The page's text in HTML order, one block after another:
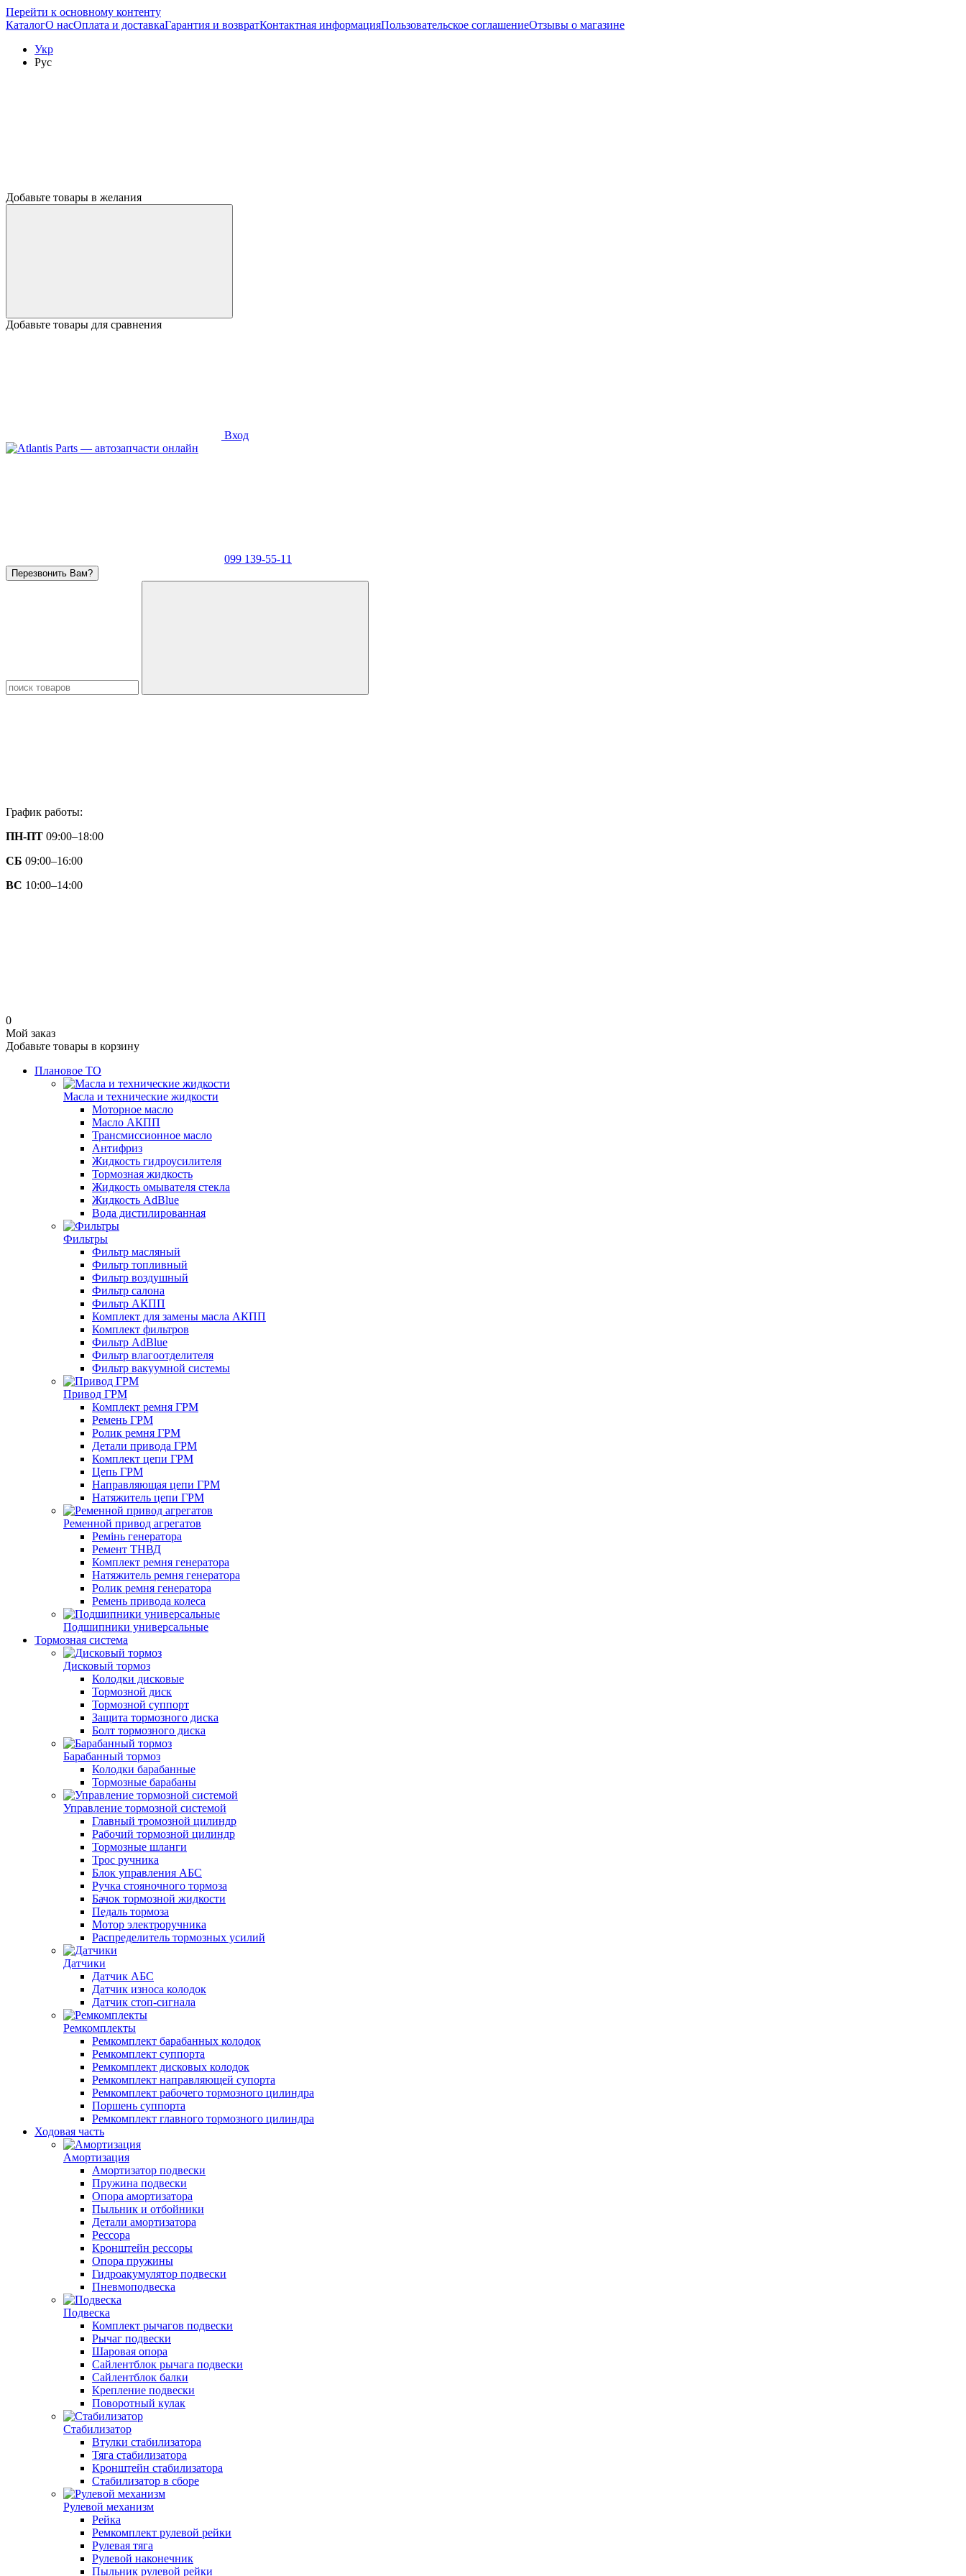
Перейти к основному контенту
КаталогО насОплата и доставкаГарантия и возвратКонтактная информацияПользовательское соглашениеОтзывы о магазине
Укр
Рус
Добавьте товары в желания
Добавьте товары для сравнения
Вход
099 139-55-11
Перезвонить Вам?
График работы:
ПН-ПТ 09:00–18:00
СБ 09:00–16:00
ВС 10:00–14:00
0
Мой заказ
Добавьте товары в корзину
Плановое ТО
Масла и технические жидкости
Моторное масло
Масло АКПП
Трансмиссионное масло
Антифриз
Жидкость гидроусилителя
Тормозная жидкость
Жидкость омывателя стекла
Жидкость AdBlue
Вода дистилированная
Фильтры
Фильтр масляный
Фильтр топливный
Фильтр воздушный
Фильтр салона
Фильтр АКПП
Комплект для замены масла АКПП
Комплект фильтров
Фильтр AdBlue
Фильтр влагоотделителя
Фильтр вакуумной системы
Привод ГРМ
Комплект ремня ГРМ
Ремень ГРМ
Ролик ремня ГРМ
Детали привода ГРМ
Комплект цепи ГРМ
Цепь ГРМ
Направляющая цепи ГРМ
Натяжитель цепи ГРМ
Ременной привод агрегатов
Ремінь генератора
Ремент ТНВД
Комплект ремня генератора
Натяжитель ремня генератора
Ролик ремня генератора
Ремень привода колеса
Подшипники универсальные
Тормозная система
Дисковый тормоз
Колодки дисковые
Тормозной диск
Тормозной суппорт
Защита тормозного диска
Болт тормозного диска
Барабанный тормоз
Колодки барабанные
Тормозные барабаны
Управление тормозной системой
Главный тромозной цилиндр
Рабочий тормозной цилиндр
Тормозные шланги
Трос ручника
Блок управления АБС
Ручка стояночного тормоза
Бачок тормозной жидкости
Педаль тормоза
Мотор электроручника
Распределитель тормозных усилий
Датчики
Датчик АБС
Датчик износа колодок
Датчик стоп-сигнала
Ремкомплекты
Ремкомплект барабанных колодок
Ремкомплект суппорта
Ремкомплект дисковых колодок
Ремкомплект направляющей супорта
Ремкомплект рабочего тормозного цилиндра
Поршень суппорта
Ремкомплект главного тормозного цилиндра
Ходовая часть
Амортизация
Амортизатор подвески
Пружина подвески
Опора амортизатора
Пыльник и отбойники
Детали амортизатора
Рессора
Кронштейн рессоры
Опора пружины
Гидроакумулятор подвески
Пневмоподвеска
Подвеска
Комплект рычагов подвески
Рычаг подвески
Шаровая опора
Сайлентблок рычага подвески
Сайлентблок балки
Крепление подвески
Поворотный кулак
Стабилизатор
Втулки стабилизатора
Тяга стабилизатора
Кронштейн стабилизатора
Стабилизатор в сборе
Рулевой механизм
Рейка
Ремкомплект рулевой рейки
Рулевая тяга
Рулевой наконечник
Пыльник рулевой рейки